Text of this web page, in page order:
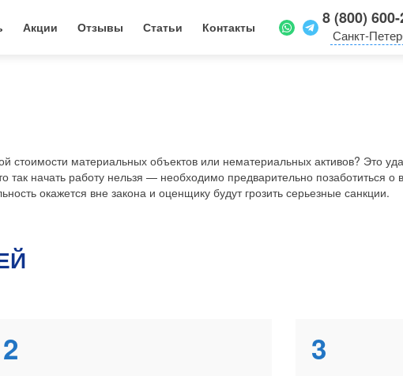
Акции Отзывы Статьи Контакты 8 (800) 600-
Санкт-
стоимости материальных объектов или нематериальных активов? Это
начать работу нельзя — необходимо предварительно позаботиться о
окажется вне закона и оценщику будут грозить серьезные санкции.
2 3